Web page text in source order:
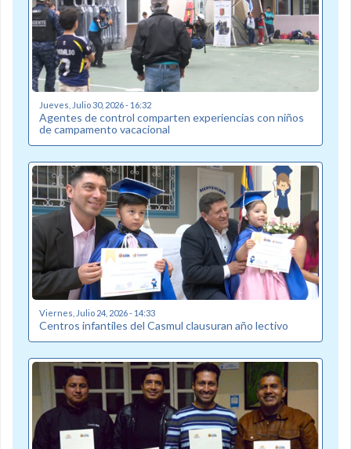
Jueves, Julio 30, 2026 - 16:32
Agentes de control comparten experiencias con niños
de campamento vacacional
Viernes, Julio 24, 2026 - 14:33
Centros infantiles del Casmul clausuran año lectivo